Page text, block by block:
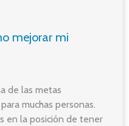
mejorar mi
de las metas
muchas personas.
en la posición de tener